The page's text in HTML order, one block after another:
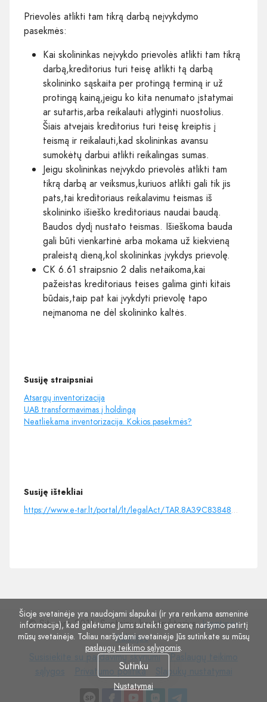
Prievolės atlikti tam tikrą darbą neįvykdymo
pasekmės:
Kai skolininkas neįvykdo prievolės atlikti tam tikrą
darbą,kreditorius turi teisę atlikti tą darbą
skolininko sąskaita per protingą terminą ir už
protingą kainą,jeigu ko kita nenumato įstatymai
ar sutartis,arba reikalauti atlyginti nuostolius.
Šiais atvejais kreditorius turi teisę kreiptis į
teismą ir reikalauti,kad skolininkas avansu
sumokėtų darbui atlikti reikalingas sumas.
Jeigu skolininkas neįvykdo prievolės atlikti tam
tikrą darbą ar veiksmus,kuriuos atlikti gali tik jis
pats,tai kreditoriaus reikalavimu teismas iš
skolininko išieško kreditoriaus naudai baudą.
Baudos dydį nustato teismas. Išieškoma bauda
gali būti vienkartinė arba mokama už kiekvieną
praleistą dieną,kol skolininkas įvykdys prievolę.
CK 6.61 straipsnio 2 dalis netaikoma,kai
pažeistas kreditoriaus teises galima ginti kitais
būdais,taip pat kai įvykdyti prievolę tapo
neįmanoma ne dėl skolininko kaltės.
Susiję straipsniai
Atsargų inventorizacija
UAB transformavimas į holdingą
Neatliekama inventorizacija. Kokios pasekmės?
Susiję ištekliai
https://www.e-tar.lt/portal/lt/legalAct/TAR.8A39C83848CB/asr
© Site.pro 2011. Svetainių konstruktorius.Jungtinės
Valstijos.
Susisiekite su pardavimų skyriumi
Paslaugų
Paslaugų teikimo
Privatumo politika
Šioje svetainėje yra naudojami slapukai (ir yra renkama asmeninė
informacija), kad galėtume Jums suteikti geresnę naršymo patirtį
mūsų svetainėje. Toliau naršydami svetainėje Jūs sutinkate su mūsų
paslaugų teikimo sąlygomis.
Sutinku
Nustatymai